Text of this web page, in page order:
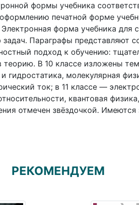
формы учебника
печатной форме
форма учебника для
Параграфы представляют
подход к обучению:
теорию. В 10 классе изложены
гидростатика, молекулярная
ток; в 11 классе —
квантовая
отмечен звёздочкой.
РЕКОМЕНДУЕМ